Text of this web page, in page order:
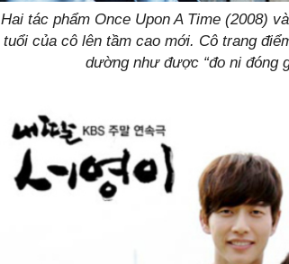
Hai tác phẩm Once Upon A Time (2008)
tuổi của cô lên tầm cao mới. Cô trang
dường như được “đo ni đóng